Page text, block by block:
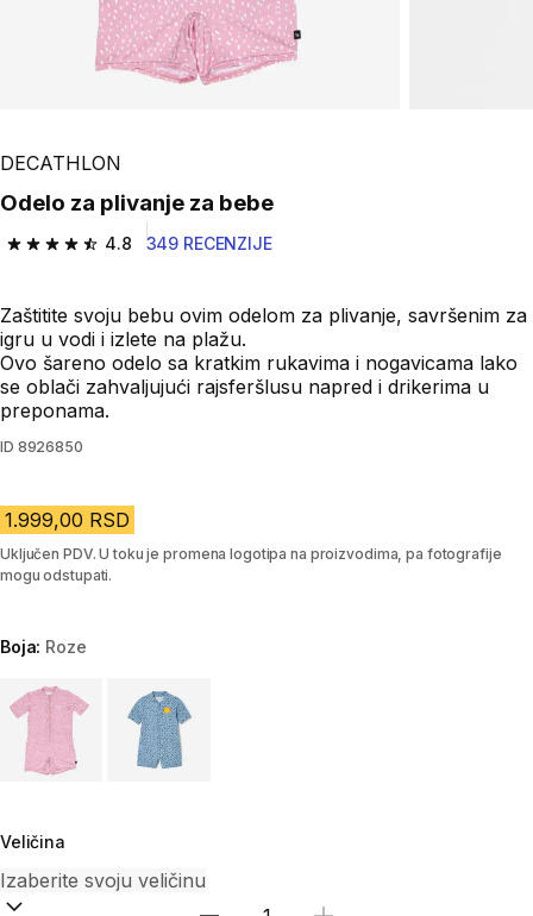
DECATHLON
Odelo za plivanje za bebe
4.8
4.8 od 5 zvezdica from 349 Recenzije
349 RECENZIJE
Zaštitite svoju bebu ovim odelom za plivanje, savršenim za
igru u vodi i izlete na plažu.
Ovo šareno odelo sa kratkim rukavima i nogavicama lako
se oblači zahvaljujući rajsferšlusu napred i drikerima u
preponama.
ID 8926850
1.999,00 RSD
Uključen PDV. U toku je promena logotipa na proizvodima, pa fotografije
mogu odstupati.
Boja: Roze
Choose a variant
Veličina